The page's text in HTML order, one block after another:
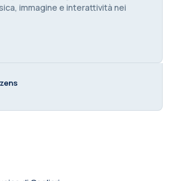
immagine e interattività nei